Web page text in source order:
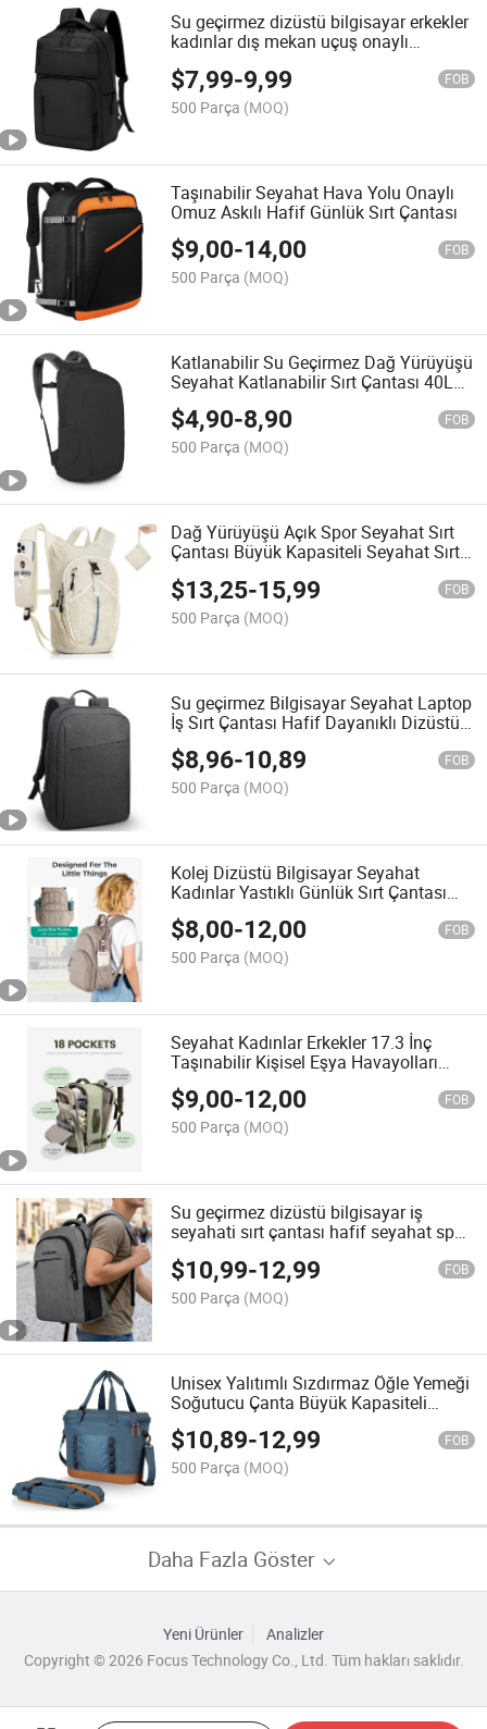
Su geçirmez dizüstü bilgisayar erkekler
kadınlar dış mekan uçuş onaylı
$7,99-9,99 FOB
500 Parça (MOQ)
Taşınabilir Seyahat Hava Yolu Onaylı
Omuz Askılı Hafif Günlük Sırt Çantası
$9,00-14,00 FOB
500 Parça (MOQ)
Katlanabilir Su Geçirmez Dağ Yürüyüşü
Seyahat Katlanabilir Sırt Çantası 40L
Dağ Yürüyüşü Spor Sırt Çantası
$4,90-8,90 FOB
500 Parça (MOQ)
Dağ Yürüyüşü Açık Spor Seyahat Sırt
Çantası Büyük Kapasiteli Seyahat Sırt
$13,25-15,99 FOB
500 Parça (MOQ)
Su geçirmez Bilgisayar Seyahat Laptop
İş Sırt Çantası Hafif Dayanıklı Dizüstü
Bilgisayar Sırt Çantası
$8,96-10,89 FOB
500 Parça (MOQ)
Kolej Dizüstü Bilgisayar Seyahat
Kadınlar Yastıklı Günlük Sırt Çantası
Suya Dayanıklı Kitap Çantası
$8,00-12,00 FOB
500 Parça (MOQ)
Seyahat Kadınlar Erkekler 17.3 İnç
Taşınabilir Kişisel Eşya Havayolları
Geniş Dayanıklı Sırt Çantası
$9,00-12,00 FOB
500 Parça (MOQ)
Su geçirmez dizüstü bilgisayar iş
seyahati sırt çantası hafif seyahat spor
$10,99-12,99 FOB
500 Parça (MOQ)
Unisex Yalıtımlı Sızdırmaz Öğle Yemeği
Soğutucu Çanta Büyük Kapasiteli
Piknik Soğutucu Çanta
$10,89-12,99 FOB
500 Parça (MOQ)
Daha Fazla Göster
Yeni Ürünler
Analizler
Copyright © 2026 Focus Technology Co., Ltd. Tüm hakları saklıdır.